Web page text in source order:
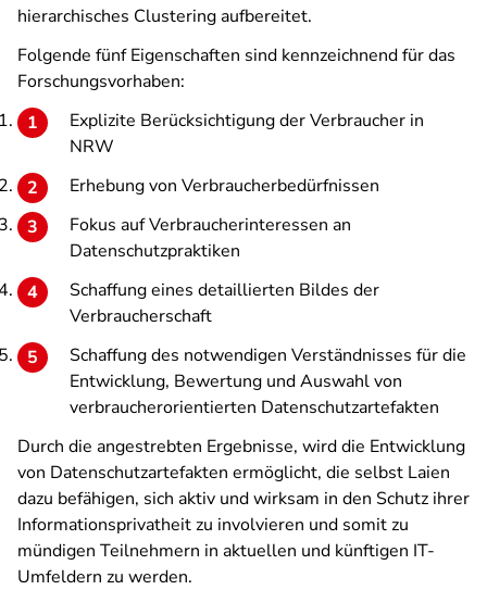
hierarchisches Clustering aufbereitet.
Folgende fünf Eigenschaften sind kennzeichnend für das
Forschungsvorhaben:
Explizite Berücksichtigung der Verbraucher in
NRW
Erhebung von Verbraucherbedürfnissen
Fokus auf Verbraucherinteressen an
Datenschutzpraktiken
Schaffung eines detaillierten Bildes der
Verbraucherschaft
Schaffung des notwendigen Verständnisses für die
Entwicklung, Bewertung und Auswahl von
verbraucherorientierten Datenschutzartefakten
Durch die angestrebten Ergebnisse, wird die Entwicklung
von Datenschutzartefakten ermöglicht, die selbst Laien
dazu befähigen, sich aktiv und wirksam in den Schutz ihrer
Informationsprivatheit zu involvieren und somit zu
mündigen Teilnehmern in aktuellen und künftigen IT-
Umfeldern zu werden.